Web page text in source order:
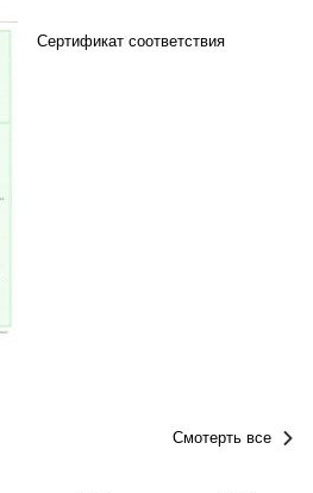
Сертификат соответствия
Смотерть все